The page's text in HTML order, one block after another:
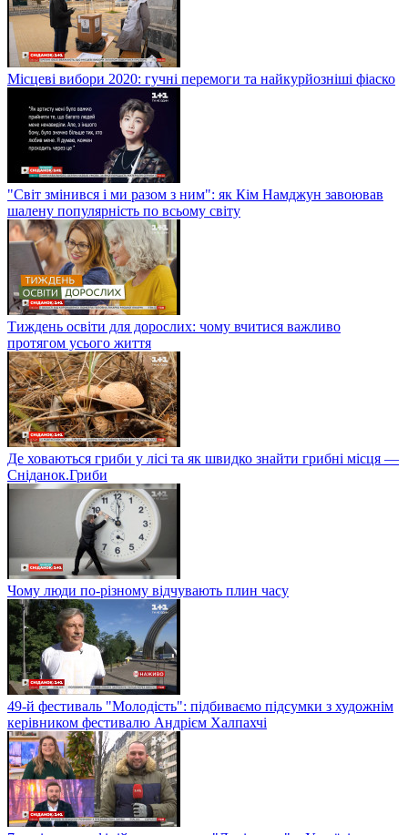
Місцеві вибори 2020: гучні перемоги та найкурйозніші фіаско
"Світ змінився і ми разом з ним": як Кім Намджун завоював
шалену популярність по всьому світу
Тиждень освіти для дорослих: чому вчитися важливо
протягом усього життя
Де ховаються гриби у лісі та як швидко знайти грибні місця —
Сніданок.Гриби
Чому люди по-різному відчувають плин часу
49-й фестиваль "Молодість": підбиваємо підсумки з художнім
керівником фестивалю Андрієм Халпахчі